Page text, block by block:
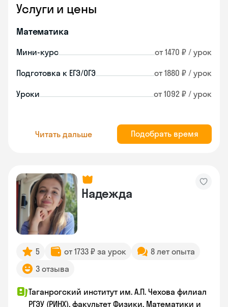
Услуги и цены
Математика
Мини-курс от 1470 ₽ / урок
Подготовка к ЕГЭ/ОГЭ от 1880 ₽ / урок
Уроки от 1092 ₽ / урок
Читать дальше Подобрать время
Надежда
5 от 1733 ₽ за урок
8 лет опыта
3 отзыва
Таганрогский институт им. А.П. Чехова филиал
РГЭУ (РИНХ), факультет Физики, Математики и